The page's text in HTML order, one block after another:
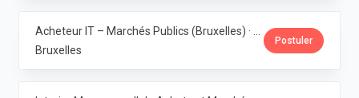
Bruxelles
Postuler